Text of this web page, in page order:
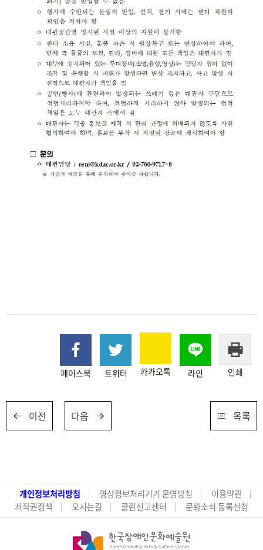
페이스북 트위터 카카오톡 라인 인쇄
이전 다음 목록
개인정보처리방침 영상정보처리기기 운영방침
이용약관
저작권정책
오시는길 클린신고센터 문화소식 등록신청